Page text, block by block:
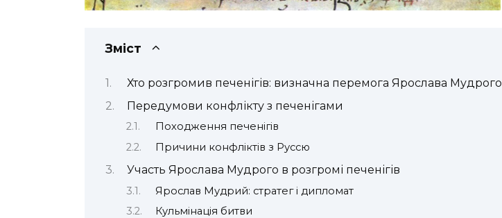
Зміст
Хто розгромив печенігів: визначна перемога Ярослава Мудрого
Передумови конфлікту з печенігами
Походження печенігів
Причини конфліктів з Руссю
Участь Ярослава Мудрого в розгромі печенігів
Ярослав Мудрий: стратег і дипломат
Кульмінація битви